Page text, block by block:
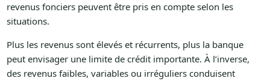
revenus fonciers peuvent être pris en compte selon les
situations.
Plus les revenus sont élevés et récurrents, plus la banque
peut envisager une limite de crédit importante. À l’inverse,
des revenus faibles, variables ou irréguliers conduisent